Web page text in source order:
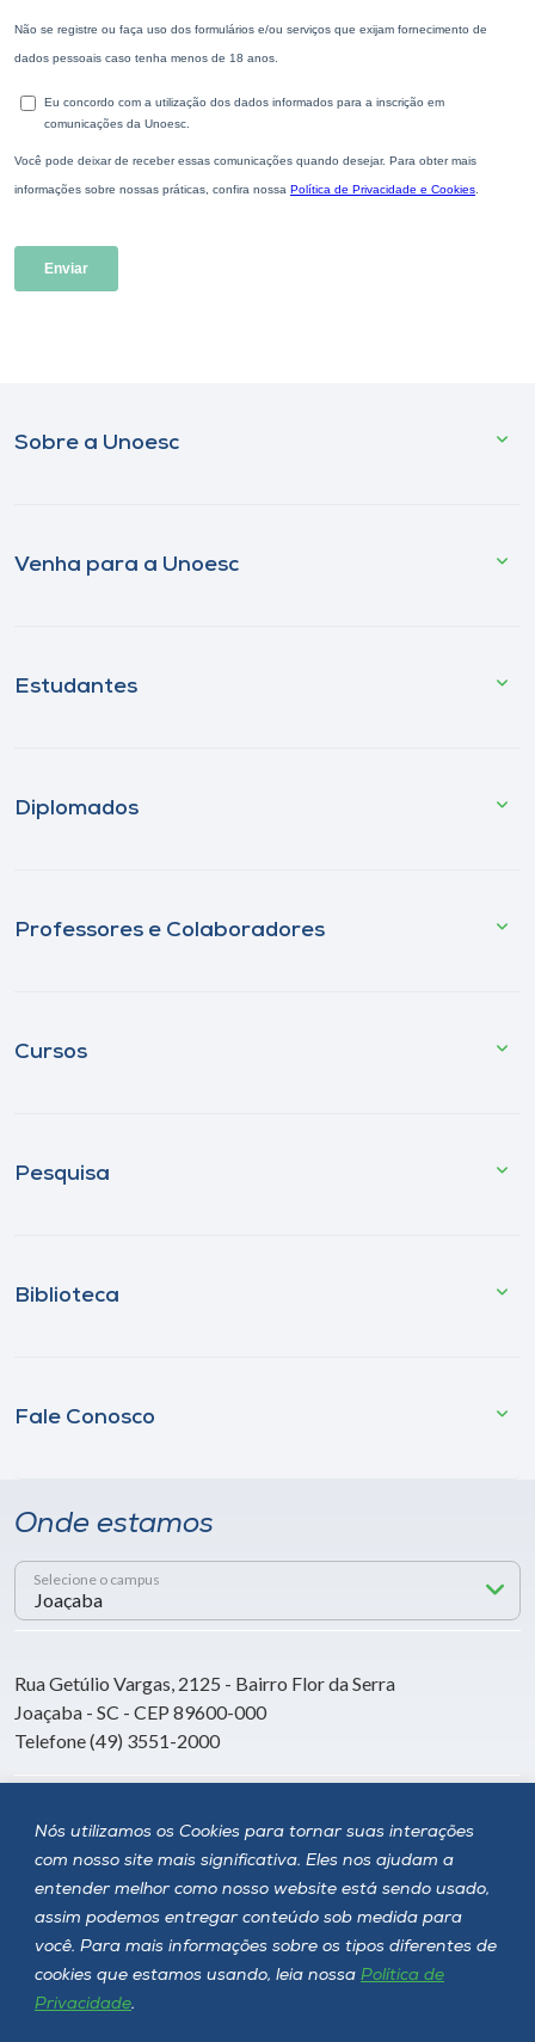
Nós utilizamos os Cookies para tornar suas interações
com nosso site mais significativa. Eles nos ajudam a
entender melhor como nosso website está sendo usado,
assim podemos entregar conteúdo sob medida para
você. Para mais informações sobre os tipos diferentes de
cookies que estamos usando, leia nossa Política de
Privacidade.
Sobre a Unoesc
Venha para a Unoesc
Estudantes
Diplomados
Professores e Colaboradores
Cursos
Pesquisa
Biblioteca
Fale Conosco
Onde estamos
Selecione o campus
Rua Getúlio Vargas, 2125 - Bairro Flor da Serra
Joaçaba - SC - CEP 89600-000
Telefone (49) 3551-2000
Siga a Unoesc